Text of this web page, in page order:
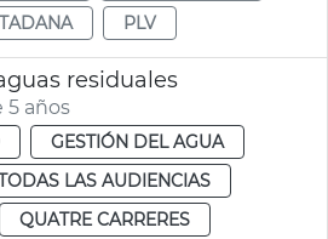
PLV
residuales
5 años
GESTIÓN DEL AGUA
LAS AUDIENCIAS
QUATRE CARRERES